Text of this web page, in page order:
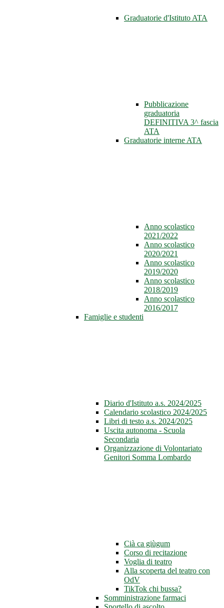
Graduatorie d'Istituto ATA
Pubblicazione
graduatoria
DEFINITIVA 3^ fascia
ATA
Graduatorie interne ATA
Anno scolastico
2021/2022
Anno scolastico
2020/2021
Anno scolastico
2019/2020
Anno scolastico
2018/2019
Anno scolastico
2016/2017
Famiglie e studenti
Diario d'Istituto a.s. 2024/2025
Calendario scolastico 2024/2025
Libri di testo a.s. 2024/2025
Uscita autonoma - Scuola
Secondaria
Organizzazione di Volontariato
Genitori Somma Lombardo
Cià ca giùgum
Corso di recitazione
Voglia di teatro
Alla scoperta del teatro con
OdV
TikTok chi bussa?
Somministrazione farmaci